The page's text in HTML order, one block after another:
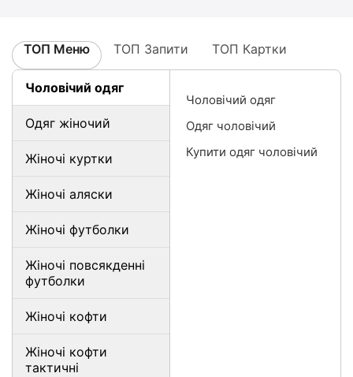
ТОП Меню ТОП Запити ТОП Картки
Чоловічий одяг
Одяг жіночий
Жіночі куртки
Жіночі аляски
Жіночі футболки
Жіночі повсякденні
футболки
Жіночі кофти
Жіночі кофти
тактичні
Чоловічий одяг
Одяг чоловічий
Купити одяг чоловічий